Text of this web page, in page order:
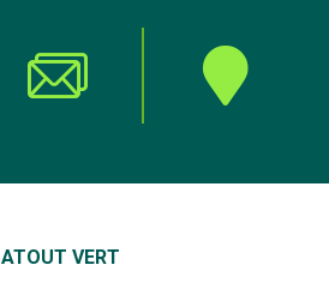
ATOUT VERT